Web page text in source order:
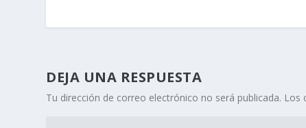
DEJA UNA RESPUESTA
Tu dirección de correo electrónico no será publicada. Los